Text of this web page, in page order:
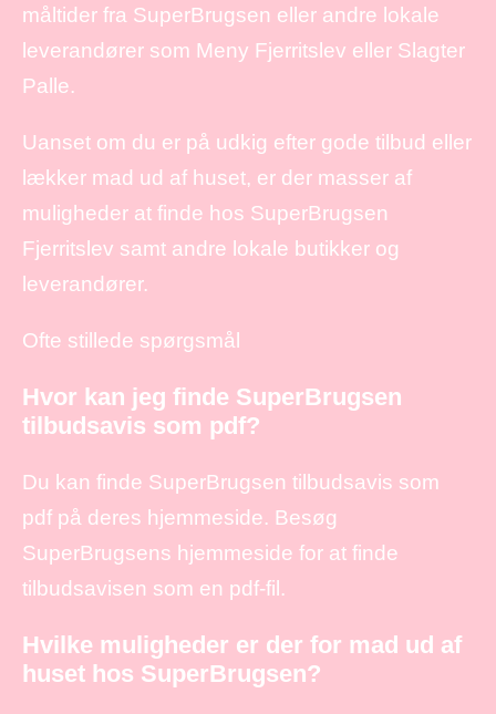
måltider fra SuperBrugsen eller andre lokale
leverandører som Meny Fjerritslev eller Slagter
Palle.
Uanset om du er på udkig efter gode tilbud eller
lækker mad ud af huset, er der masser af
muligheder at finde hos SuperBrugsen
Fjerritslev samt andre lokale butikker og
leverandører.
Ofte stillede spørgsmål
Hvor kan jeg finde SuperBrugsen
tilbudsavis som pdf?
Du kan finde SuperBrugsen tilbudsavis som
pdf på deres hjemmeside. Besøg
SuperBrugsens hjemmeside for at finde
tilbudsavisen som en pdf-fil.
Hvilke muligheder er der for mad ud af
huset hos SuperBrugsen?